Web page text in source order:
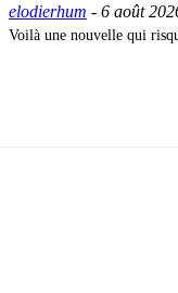
elodierhum - 6 août
Voilà une nouvelle qui